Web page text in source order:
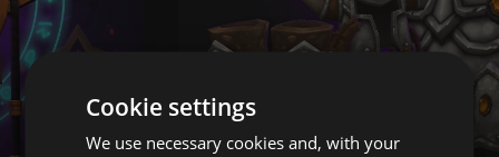
Cookie settings
We use necessary cookies and, with your